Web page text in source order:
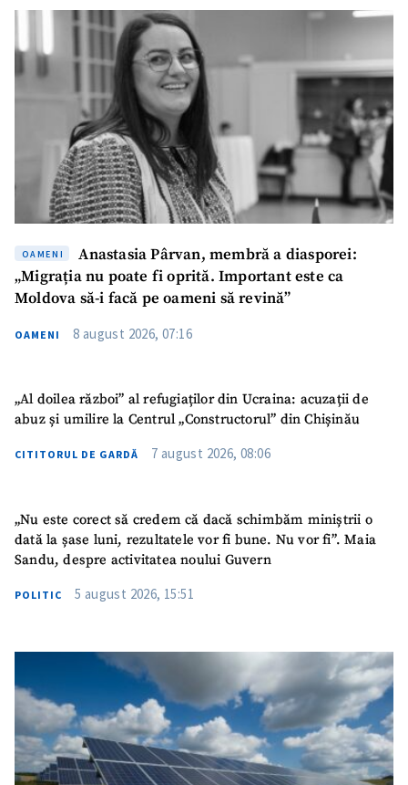
OAMENI
Anastasia Pârvan, membră a diasporei:
„Migrația nu poate fi oprită. Important este ca
Moldova să-i facă pe oameni să revină”
OAMENI 8 august 2026, 07:16
„Al doilea război” al refugiaților din Ucraina: acuzații de
abuz și umilire la Centrul „Constructorul” din Chișinău
CITITORUL DE GARDĂ 7 august 2026, 08:06
„Nu este corect să credem că dacă schimbăm miniștrii o
dată la șase luni, rezultatele vor fi bune. Nu vor fi”. Maia
Sandu, despre activitatea noului Guvern
POLITIC 5 august 2026, 15:51
Titlu știre+ Adaugă titlu
Fotografie
+ Încarcă imagine
Link media
+ Link media
Mesajul știrei
+ Mesajul știrei
Sursă anonimă
Telefon
+ Telefon personal
Am citit și sunt de
TRIMITE ȘTIREA